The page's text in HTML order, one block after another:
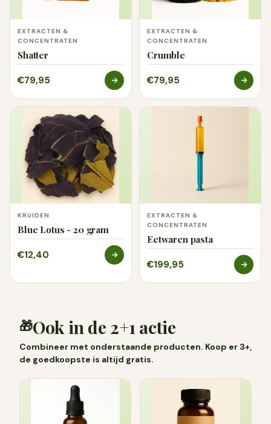
EXTRACTEN &
CONCENTRATEN
Shatter
€79,95
EXTRACTEN &
CONCENTRATEN
Crumble
€79,95
KRUIDEN
Blue Lotus - 20 gram
€12,40
EXTRACTEN &
CONCENTRATEN
Eetwaren pasta
€199,95
🎁Ook in de 2+1 actie
Combineer met onderstaande producten. Koop er 3+,
de goedkoopste is altijd gratis.